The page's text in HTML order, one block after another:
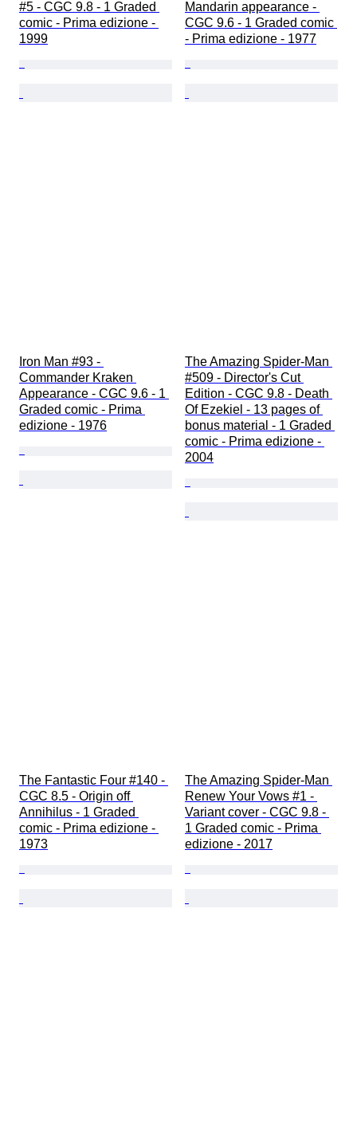
#5 - CGC 9.8 - 1 Graded
comic - Prima edizione -
1999
Mandarin appearance -
CGC 9.6 - 1 Graded comic
- Prima edizione - 1977
Iron Man #93 -
Commander Kraken
Appearance - CGC 9.6 - 1
Graded comic - Prima
edizione - 1976
The Amazing Spider-Man
#509 - Director's Cut
Edition - CGC 9.8 - Death
Of Ezekiel - 13 pages of
bonus material - 1 Graded
comic - Prima edizione -
2004
The Fantastic Four #140 -
CGC 8.5 - Origin off
Annihilus - 1 Graded
comic - Prima edizione -
1973
The Amazing Spider-Man
Renew Your Vows #1 -
Variant cover - CGC 9.8 -
1 Graded comic - Prima
edizione - 2017